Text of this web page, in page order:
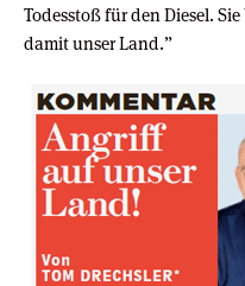
Todesstoß für den Diesel.
damit unser Land.”